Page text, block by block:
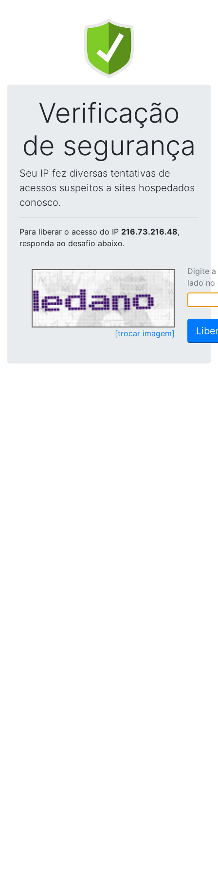
Verificação
de segurança
Seu IP fez diversas tentativas de
acessos suspeitos a sites hospedados
conosco.
Para liberar o acesso do IP 216.73.216.48,
responda ao desafio abaixo.
[trocar imagem]
Digite
lado no